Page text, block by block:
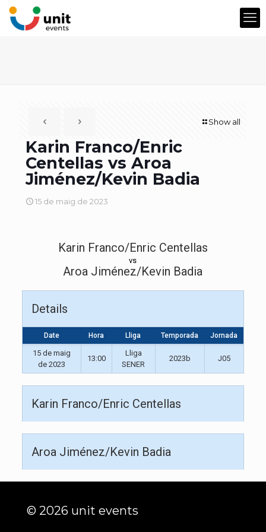
Show all
Karin Franco/Enric
Centellas vs Aroa
Jiménez/Kevin Badia
15 de maig de 2023
Karin Franco/Enric Centellas
vs
Aroa Jiménez/Kevin Badia
Details
Date Hora Lliga Temporada Jornada
15 de maig
de 2023
13:00
Lliga
SENER
2023b J05
Karin Franco/Enric Centellas
Aroa Jiménez/Kevin Badia
© 2026 unit events